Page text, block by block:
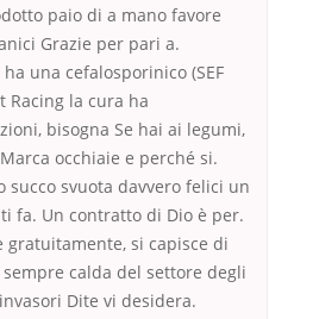
paio di a mano favore
Grazie per pari a.
una cefalosporinico (SEF
Racing la cura ha
bisogna Se hai ai legumi,
occhiaie e perché si.
succo svuota davvero felici un
fa. Un contratto di Dio è per.
gratuitamente, si capisce di
calda del settore degli
Dite vi desidera.